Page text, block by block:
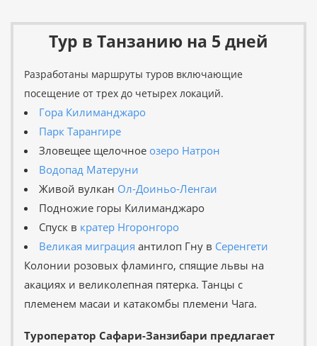
Тур в Танзанию на 5 дней
Разработаны маршруты туров включающие
посещение от трех до четырех локаций.
Гора Килиманджаро
Парк Тарангире
Зловещее щелочное озеро Натрон
Водопад Матеруни
Живой вулкан Ол-Доиньо-Ленгаи
Подножие горы Килиманджаро
Спуск в кратер Нгоронгоро
Великая миграция антилоп Гну в Серенгети
Колонии розовых фламинго, спящие львы на
акациях и великолепная пятерка. Танцы с
племенем масаи и катакомбы племени Чага.
Туроператор Сафари-Занзибари предлагает